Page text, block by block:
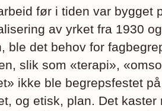
før i tiden var bygget
av yrket fra 1930
ble det behov for
slik som «terapi»,
ikke ble begrepsfestet
og etisk, plan. Det